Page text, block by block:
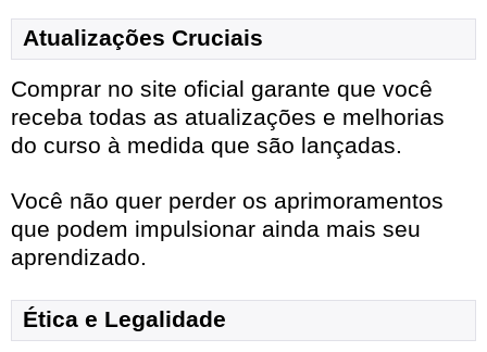
Atualizações Cruciais
Comprar no site oficial garante que você
receba todas as atualizações e melhorias
do curso à medida que são lançadas.
Você não quer perder os aprimoramentos
que podem impulsionar ainda mais seu
aprendizado.
Ética e Legalidade